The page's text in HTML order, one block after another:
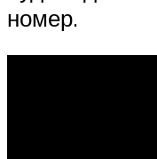
номер.